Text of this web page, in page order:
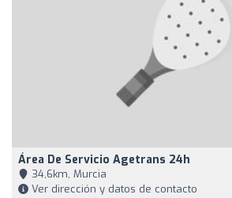
Área De Servicio Agetrans 24h
34,6km, Murcia
Ver dirección y datos de contacto